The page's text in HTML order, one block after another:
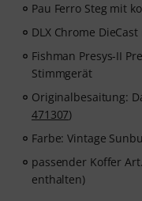
Pau Ferro Steg mit
DLX Chrome
Fishman Presys-II
Stimmgerät
Originalbesaitung:
471307)
Farbe: Vintage
passender Koffer Art.
enthalten)